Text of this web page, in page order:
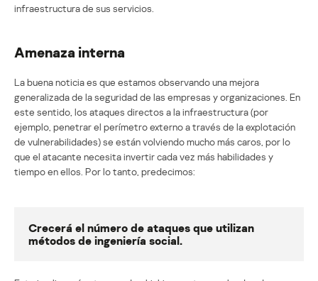
infraestructura de sus servicios.
Amenaza interna
La buena noticia es que estamos observando una mejora
generalizada de la seguridad de las empresas y organizaciones. En
este sentido, los ataques directos a la infraestructura (por
ejemplo, penetrar el perímetro externo a través de la explotación
de vulnerabilidades) se están volviendo mucho más caros, por lo
que el atacante necesita invertir cada vez más habilidades y
tiempo en ellos. Por lo tanto, predecimos:
Crecerá el número de ataques que utilizan
métodos de ingeniería social.